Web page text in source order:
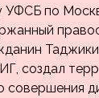
УФСБ по
создал
совершения